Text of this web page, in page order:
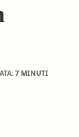
7 MINUTI